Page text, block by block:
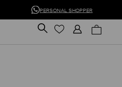
PERSONAL SHOPPER